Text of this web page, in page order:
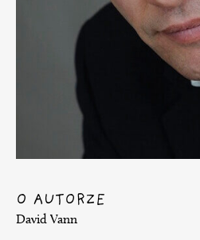
O AUTORZE
David Vann